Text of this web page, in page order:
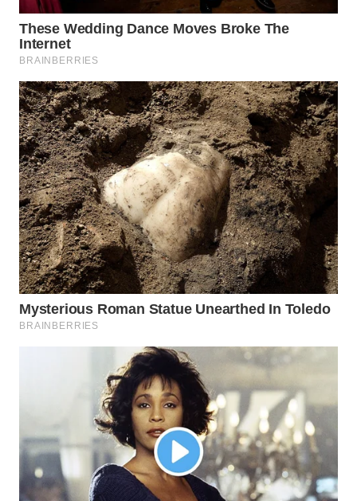
WN
BOROBUDUR
WN
MADURA
WN
SURABAYA
WN
NATUNA
WN
BINTAN
WN
MANDALIKA
LABUANBAJO
WN
BORNEO